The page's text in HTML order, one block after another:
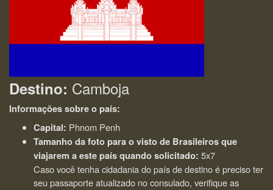
Destino: Camboja
Informações sobre o país:
Capital: Phnom Penh
Tamanho da foto para o visto de Brasileiros que
viajarem a este país quando solicitado: 5x7
Caso você tenha cidadania do país de destino é preciso ter
seu passaporte atualizado no consulado, verifique as